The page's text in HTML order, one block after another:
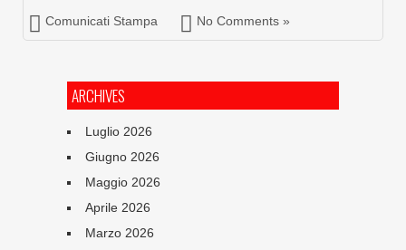
Comunicati Stampa No Comments »
ARCHIVES
Luglio 2026
Giugno 2026
Maggio 2026
Aprile 2026
Marzo 2026